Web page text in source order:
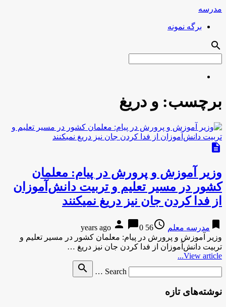
مدرسه
برگه نمونه
search
برچسب: و دریغ
description
وزیر آموزش و پرورش در پیام: معلمان
کشور در مسیر تعلیم و تربیت دانش‌آموزان
از فدا کردن جان نیز دریغ نمی‎کنند
bookmark مدرسه معلم access_time
56 years ago
person chat_bubble0
وزیر آموزش و پرورش در پیام: معلمان کشور در مسیر تعلیم و
تربیت دانش‌آموزان از فدا کردن جان نیز دریغ …
View article...
Search …
search
نوشته‌های تازه